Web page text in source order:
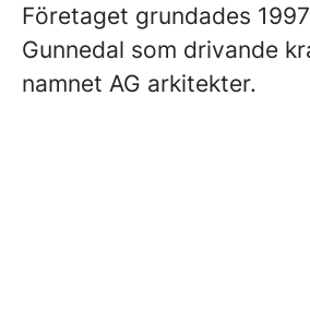
Företaget grundades
Gunnedal som drivande
namnet AG arkitekter.